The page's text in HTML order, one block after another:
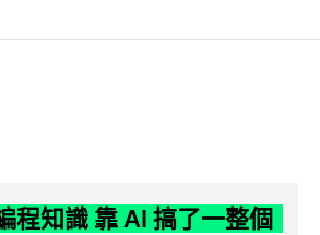
程知識 靠 AI 搞了一整個